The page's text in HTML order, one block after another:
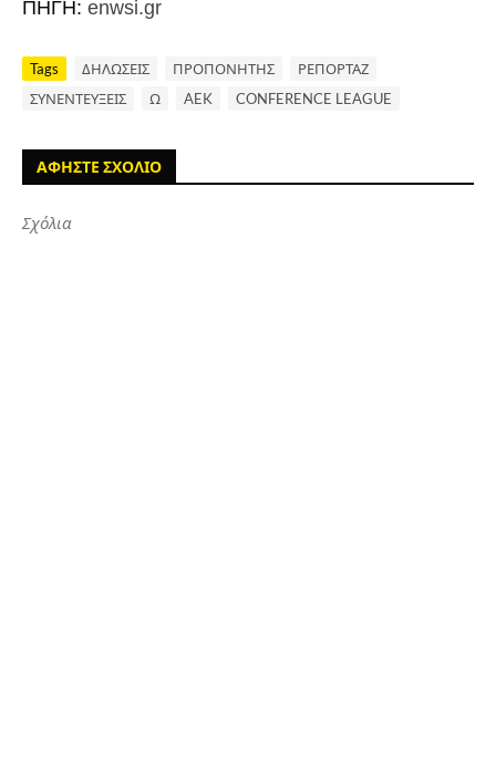
ΠΗΓΗ: enwsi.gr
Tags ΔΗΛΩΣΕΙΣ ΠΡΟΠΟΝΗΤΗΣ
ΡΕΠΟΡΤΑΖ
ΣΥΝΕΝΤΕΥΞΕΙΣ
Ω AEK CONFERENCE LEAGUE
ΑΦΗΣΤΕ ΣΧΟΛΙΟ
Σχόλια